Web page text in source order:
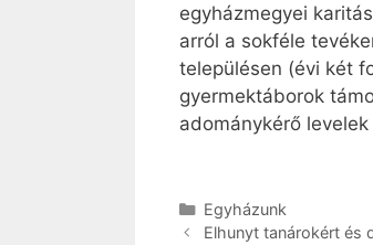
egyházmegyei
arról a sokféle
településen (évi két
gyermektáborok
adománykérő
Kategória
Egyházunk
Elhunyt tanárokért és